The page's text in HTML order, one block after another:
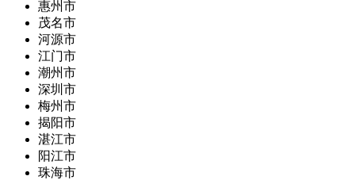
惠州市
茂名市
河源市
江门市
潮州市
深圳市
梅州市
揭阳市
湛江市
阳江市
珠海市